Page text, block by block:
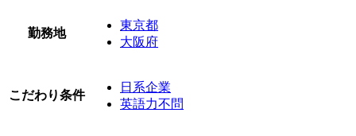
勤務地
東京都
大阪府
こだわり条件
日系企業
英語力不問